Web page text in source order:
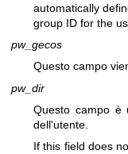
automatically
group ID for the
pw_gecos
Questo campo
pw_dir
Questo campo è
dell'utente.
If this field does